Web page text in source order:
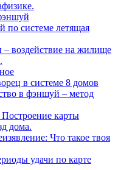
по системе летящая
– воздействие на жилище
в системе 8 домов
в фэншуй – метод
Построение карты
дома.
Что такое твоя
удачи по карте